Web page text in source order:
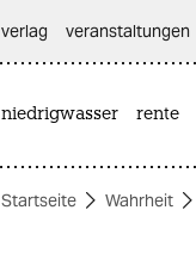
themen
verlag
veranstaltungen
niedrigwasser rente
Startseite Wahrheit